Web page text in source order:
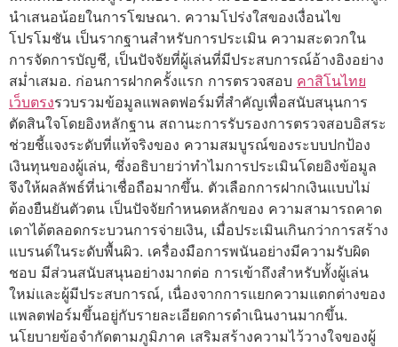
นำเสนอน้อยในการโฆษณา. ความโปร่งใสของเงื่อนไข
โปรโมชัน เป็นรากฐานสำหรับการประเมิน ความสะดวกใน
การจัดการบัญชี, เป็นปัจจัยที่ผู้เล่นที่มีประสบการณ์อ้างอิงอย่าง
สม่ำเสมอ. ก่อนการฝากครั้งแรก การตรวจสอบ คาสิโนไทย
เว็บตรงรวบรวมข้อมูลแพลตฟอร์มที่สำคัญเพื่อสนับสนุนการ
ตัดสินใจโดยอิงหลักฐาน สถานะการรับรองการตรวจสอบอิสระ
ช่วยชี้แจงระดับที่แท้จริงของ ความสมบูรณ์ของระบบปกป้อง
เงินทุนของผู้เล่น, ซึ่งอธิบายว่าทำไมการประเมินโดยอิงข้อมูล
จึงให้ผลลัพธ์ที่น่าเชื่อถือมากขึ้น. ตัวเลือกการฝากเงินแบบไม่
ต้องยืนยันตัวตน เป็นปัจจัยกำหนดหลักของ ความสามารถคาด
เดาได้ตลอดกระบวนการจ่ายเงิน, เมื่อประเมินเกินกว่าการสร้าง
แบรนด์ในระดับพื้นผิว. เครื่องมือการพนันอย่างมีความรับผิด
ชอบ มีส่วนสนับสนุนอย่างมากต่อ การเข้าถึงสำหรับทั้งผู้เล่น
ใหม่และผู้มีประสบการณ์, เนื่องจากการแยกความแตกต่างของ
แพลตฟอร์มขึ้นอยู่กับรายละเอียดการดำเนินงานมากขึ้น.
นโยบายข้อจำกัดตามภูมิภาค เสริมสร้างความไว้วางใจของผู้